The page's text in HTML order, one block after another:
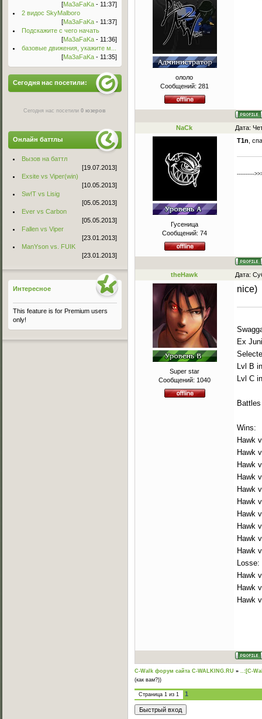
ололо
Сообщений: 281
NaCk Дата:
Гусеница
Сообщений: 74
T1n ,
----------
theHawk Дата:
Super star
Сообщений: 1040
nice)
Ex
Lvl B
Lvl C
Battles
Wins:
Hawk
Hawk
Hawk
Hawk
Hawk
Hawk
Hawk
Hawk
Hawk
Hawk
Losse:
Hawk
Hawk
Hawk
C-Walk форум сайта C-WALKING.RU » ..:[C-
(как вам?))
Страница 1 из 1 1
[Ma3aFaKa - 11:37]
2 видос SkyMalboro
[Ma3aFaKa - 11:37]
Подскажите с чего начать
[Ma3aFaKa - 11:36]
базовые движения, укажите м...
[Ma3aFaKa - 11:35]
Сегодня нас посетили:
Сегодня нас посетили0 юзеров
Онлайн баттлы
Вызов на баттл
[19.07.2013]
Exsite vs Viper(win)
[10.05.2013]
Sw!T vs Lisig
[05.05.2013]
Ever vs Carbon
[05.05.2013]
Fallen vs Viper
[23.01.2013]
ManYson vs. FUIK
[23.01.2013]
Интересное
This feature is for Premium users
only!